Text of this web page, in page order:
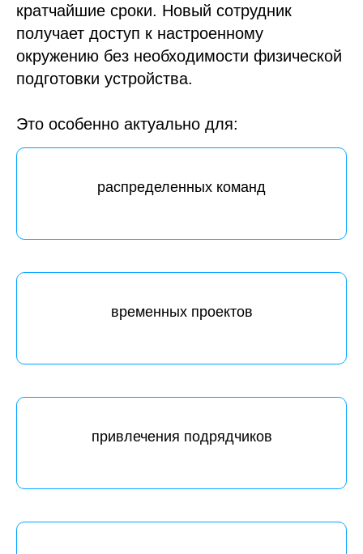
кратчайшие сроки. Новый сотрудник
получает доступ к настроенному
окружению без необходимости физической
подготовки устройства.
Это особенно актуально для:
распределенных команд
временных проектов
привлечения подрядчиков